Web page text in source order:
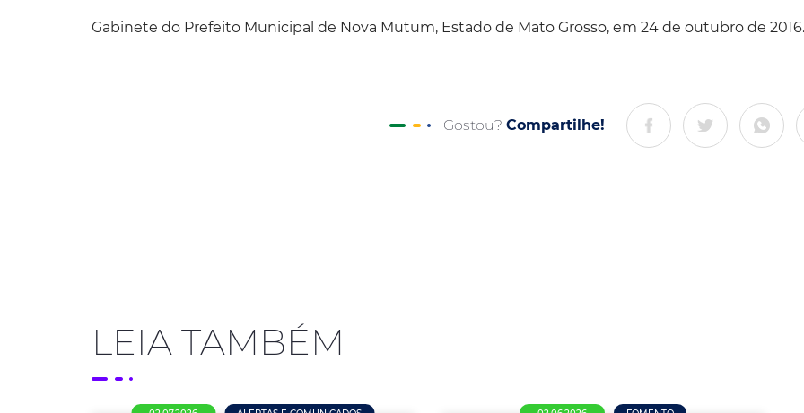
Gabinete do Prefeito Municipal de Nova Mutum, Estado de Mato Grosso, em 24 de outubro de 2016.
Gostou? Compartilhe!
LEIA TAMBÉM